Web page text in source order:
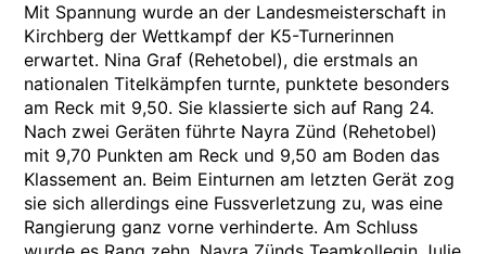
Mit Spannung wurde an der Landesmeisterschaft in
Kirchberg der Wettkampf der K5-Turnerinnen
erwartet. Nina Graf (Rehetobel), die erstmals an
nationalen Titelkämpfen turnte, punktete besonders
am Reck mit 9,50. Sie klassierte sich auf Rang 24.
Nach zwei Geräten führte Nayra Zünd (Rehetobel)
mit 9,70 Punkten am Reck und 9,50 am Boden das
Klassement an. Beim Einturnen am letzten Gerät zog
sie sich allerdings eine Fussverletzung zu, was eine
Rangierung ganz vorne verhinderte. Am Schluss